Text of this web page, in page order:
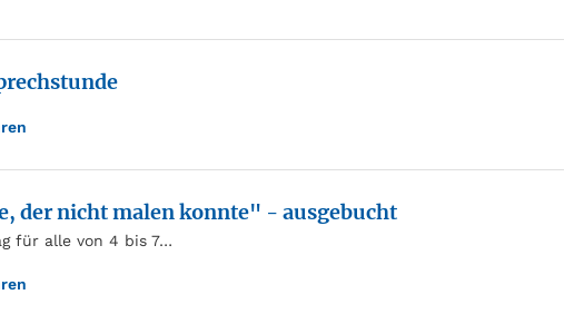
der nicht malen konnte" - ausgebucht
für alle von 4 bis 7…